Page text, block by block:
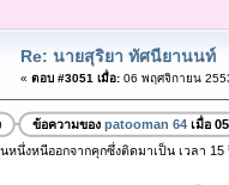
Re: นายสุริยา ทัศนียานนท์
« ตอบ #3051 เมื่อ:06 พฤศจิกายน
ข้อความของ patooman 64เมื่อ
หนึ่งหนีออกจากคุกซึ่งติดมาเป็น เวลา